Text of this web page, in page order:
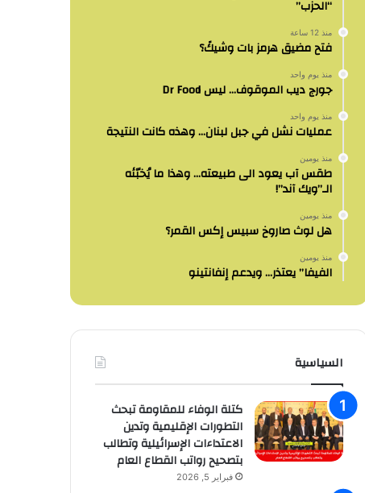
“الحزب”
منذ 12 ساعة
فتح مضيق هرمز بات وشيكً؟
منذ يوم واحد
جورج ديب الموقوف… ليس Dr Food
منذ يوم واحد
عمليات نشل في جبل لبنان… وهذه كانت النتيجة
منذ يومين
طقس آب يعود الى طبيعته… وهذا ما يُخبّئه
الـ”ويك آند”!
منذ يومين
هل لوث صاروخ سبيس إكس القمر؟
منذ يومين
الفيفا” يعتذر… ويدعم إنفانتينو
السياسية
كتلة الوفاء للمقاومة تبحث
التطورات الإقليمية وتدين
الاعتداءات الإسرائيلية وتطالب
بتصحيح رواتب القطاع العام
فبراير 5, 2026